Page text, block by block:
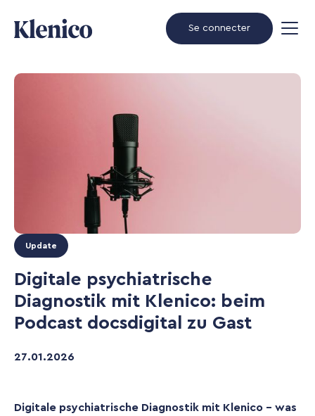
Se connecter
Update
Digitale psychiatrische
Diagnostik mit Klenico: beim
Podcast docsdigital zu Gast
27.01.2026
Digitale psychiatrische Diagnostik mit Klenico – was